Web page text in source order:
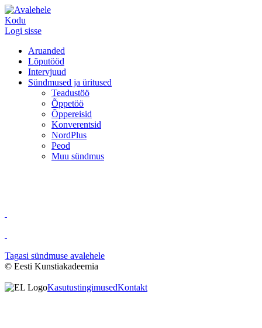
Kodu
Logi sisse
Aruanded
Lõputööd
Intervjuud
Sündmused ja üritused
Teadustöö
Õppetöö
Õppereisid
Konverentsid
NordPlus
Peod
Muu sündmus
Tagasi sündmuse avalehele
© Eesti Kunstiakadeemia
KasutustingimusedKontakt